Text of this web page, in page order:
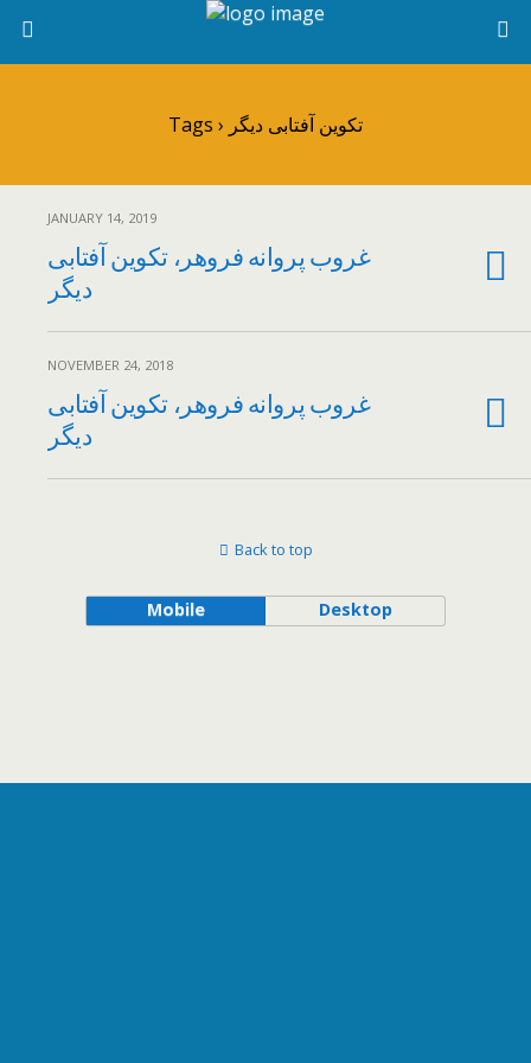
Tags › تکوین آفتابی دیگر
JANUARY 14, 2019
غروب پروانه فروهر، تکوین آفتابی
دیگر
NOVEMBER 24, 2018
غروب پروانه فروهر، تکوین آفتابی
دیگر
Back to top
Mobile Desktop